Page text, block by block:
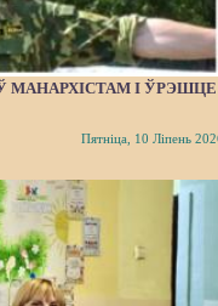
МАНАРХІСТАМ І ЎРЭШЦЕ
Пятніца, 10 Ліпень